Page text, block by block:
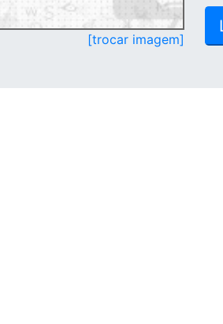
[trocar imagem]